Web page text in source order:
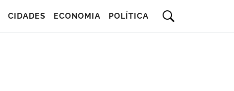
CIDADES ECONOMIA POLÍTICA